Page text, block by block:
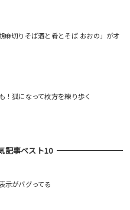
麻切りそば酒と肴とそば おおの」がオ
！狐になって枚方を練り歩く
記事ベスト10
示がバグってる